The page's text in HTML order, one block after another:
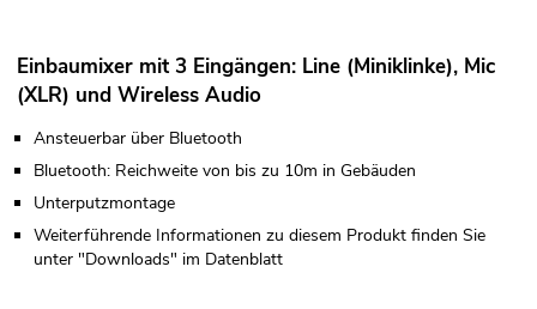
Einbaumixer mit 3 Eingängen: Line (Miniklinke), Mic
(XLR) und Wireless Audio
Ansteuerbar über Bluetooth
Bluetooth: Reichweite von bis zu 10m in Gebäuden
Unterputzmontage
Weiterführende Informationen zu diesem Produkt finden Sie
unter "Downloads" im Datenblatt